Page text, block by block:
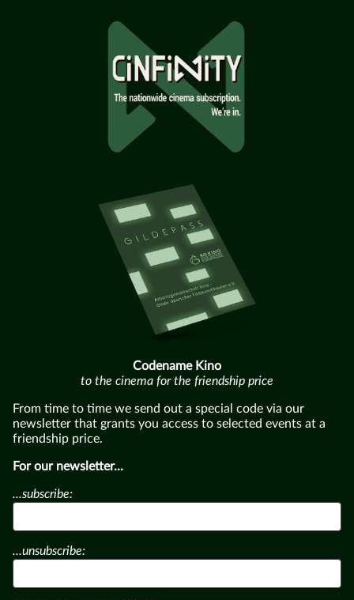
Codename Kino
to the cinema for the friendship price
From time to time we send out a special code via our
newsletter that grants you access to selected events at a
friendship price.
For our newsletter...
...subscribe:
...unsubscribe: